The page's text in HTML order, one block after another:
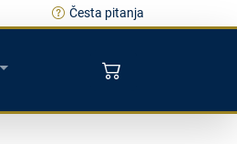
Česta pitanja